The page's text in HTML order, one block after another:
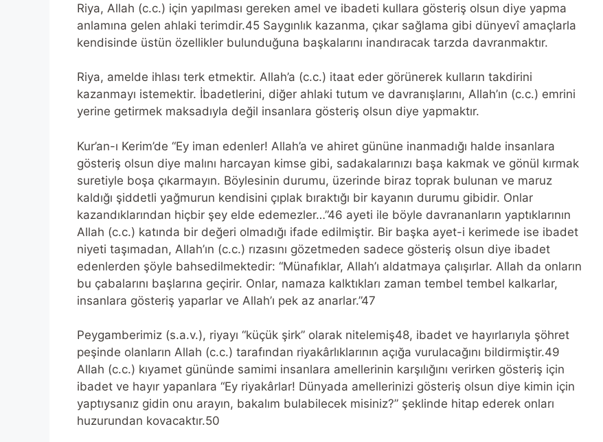
Riya, Allah (c.c.) için yapılması gereken amel ve ibadeti kullara gösteriş olsun diye yapma
anlamına gelen ahlaki terimdir.45 Saygınlık kazanma, çıkar sağlama gibi dünyevî amaçlarla
kendisinde üstün özellikler bulunduğuna başkalarını inandıracak tarzda davranmaktır.
Riya, amelde ihlası terk etmektir. Allah’a (c.c.) itaat eder görünerek kulların takdirini
kazanmayı istemektir. İbadetlerini, diğer ahlaki tutum ve davranışlarını, Allah’ın (c.c.) emrini
yerine getirmek maksadıyla değil insanlara gösteriş olsun diye yapmaktır.
Kur’an-ı Kerim’de “Ey iman edenler! Allah’a ve ahiret gününe inanmadığı halde insanlara
gösteriş olsun diye malını harcayan kimse gibi, sadakalarınızı başa kakmak ve gönül kırmak
suretiyle boşa çıkarmayın. Böylesinin durumu, üzerinde biraz toprak bulunan ve maruz
kaldığı şiddetli yağmurun kendisini çıplak bıraktığı bir kayanın durumu gibidir. Onlar
kazandıklarından hiçbir şey elde edemezler…”46 ayeti ile böyle davrananların yaptıklarının
Allah (c.c.) katında bir değeri olmadığı ifade edilmiştir. Bir başka ayet-i kerimede ise ibadet
niyeti taşımadan, Allah’ın (c.c.) rızasını gözetmeden sadece gösteriş olsun diye ibadet
edenlerden şöyle bahsedilmektedir: “Münafıklar, Allah’ı aldatmaya çalışırlar. Allah da onların
bu çabalarını başlarına geçirir. Onlar, namaza kalktıkları zaman tembel tembel kalkarlar,
insanlara gösteriş yaparlar ve Allah’ı pek az anarlar.”47
Peygamberimiz (s.a.v.), riyayı “küçük şirk” olarak nitelemiş48, ibadet ve hayırlarıyla şöhret
peşinde olanların Allah (c.c.) tarafından riyakârlıklarının açığa vurulacağını bildirmiştir.49
Allah (c.c.) kıyamet gününde samimi insanlara amellerinin karşılığını verirken gösteriş için
ibadet ve hayır yapanlara “Ey riyakârlar! Dünyada amellerinizi gösteriş olsun diye kimin için
yaptıysanız gidin onu arayın, bakalım bulabilecek misiniz?” şeklinde hitap ederek onları
huzurundan kovacaktır.50